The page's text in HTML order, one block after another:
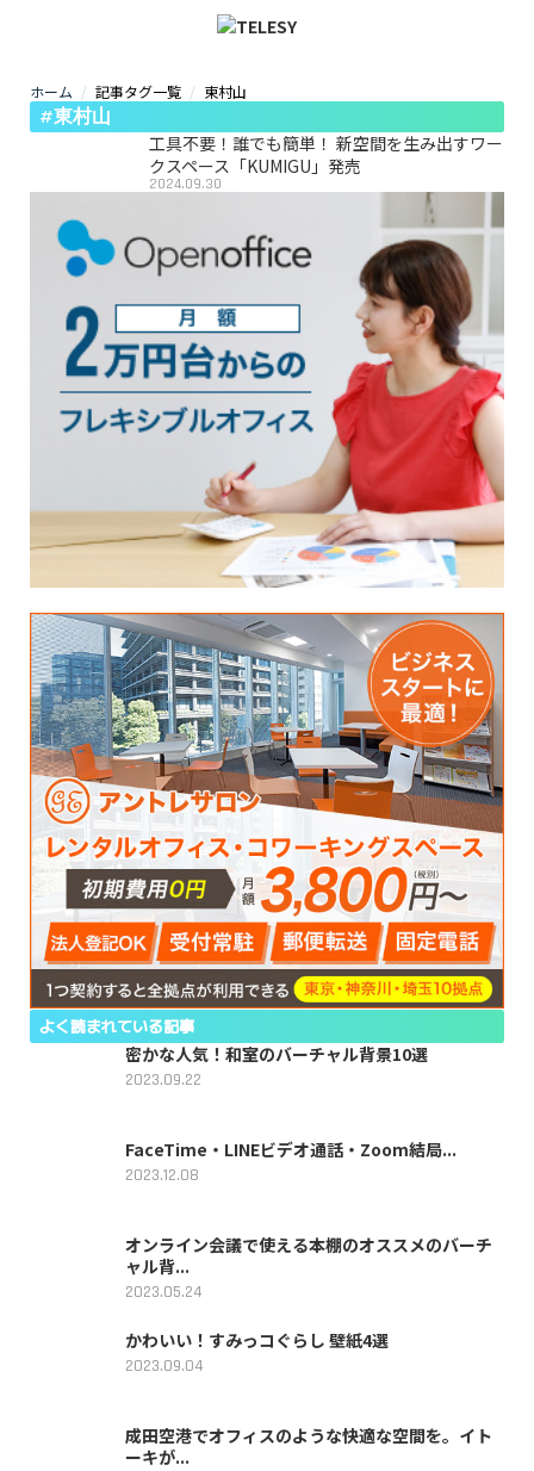
コラム
ZOOM背景
TELESYについて
@telesy
ホーム 記事タグ一覧 東村山
#東村山
工具不要！誰でも簡単！ 新空間を生み出すワー
クスペース「KUMIGU」発売
2024.09.30
よく読まれている記事
密かな人気！和室のバーチャル背景10選
2023.09.22
FaceTime・LINEビデオ通話・Zoom結局...
2023.12.08
オンライン会議で使える本棚のオススメのバーチ
ャル背...
2023.05.24
かわいい！すみっコぐらし 壁紙4選
2023.09.04
成田空港でオフィスのような快適な空間を。イト
ーキが...